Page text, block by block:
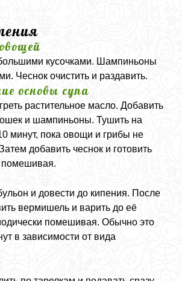
кусочками. Шампиньоны
Чеснок очистить и раздавить.
основы супа
растительное масло. Добавить
и шампиньоны. Тушить на
минут, пока овощи и грибы не
добавить чеснок и готовить
и довести до кипения. После
вермишель и варить до её
помешивая. Обычно это
в зависимости от вида